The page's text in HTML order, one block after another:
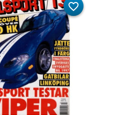
favorite_border